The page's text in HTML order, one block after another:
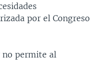
por el Congreso
permite al